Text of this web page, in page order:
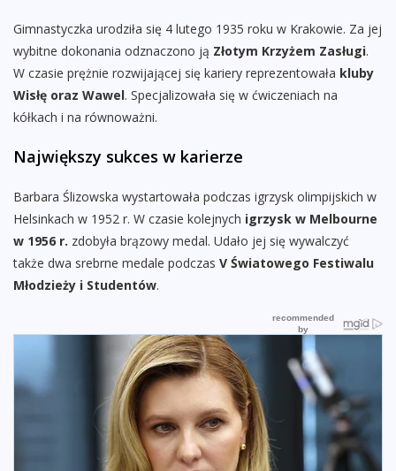
Gimnastyczka urodziła się 4 lutego 1935 roku w Krakowie. Za jej
wybitne dokonania odznaczono ją Złotym Krzyżem Zasługi.
W czasie prężnie rozwijającej się kariery reprezentowała kluby
Wisłę oraz Wawel. Specjalizowała się w ćwiczeniach na
kółkach i na równoważni.
Największy sukces w karierze
Barbara Ślizowska wystartowała podczas igrzysk olimpijskich w
Helsinkach w 1952 r. W czasie kolejnych igrzysk w Melbourne
w 1956 r. zdobyła brązowy medal. Udało jej się wywalczyć
także dwa srebrne medale podczas V Światowego Festiwalu
Młodzieży i Studentów.